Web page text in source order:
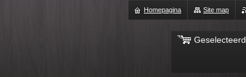
Site map
Homepagina
Geselecteerd